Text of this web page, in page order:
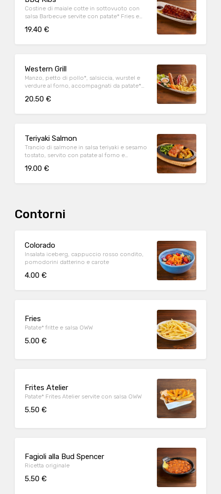
Costine di maiale cotte in sottovuoto con
salsa Barbecue servite con patate* Fries e
19.40 €
Western Grill
Manzo, petto di pollo*, salsiccia, wurstel e
verdure al forno, accompagnati da patate*
20.50 €
Teriyaki Salmon
Trancio di salmone in salsa teriyaki e sesamo
tostato, servito con patate al forno e
19.00 €
Contorni
Colorado
Insalata iceberg, cappuccio rosso condito,
pomodorini datterino e carote
4.00 €
Fries
Patate* fritte e salsa OWW
5.00 €
Frites Atelier
Patate* Frites Atelier servite con salsa OWW
5.50 €
Fagioli alla Bud Spencer
Ricetta originale
5.50 €